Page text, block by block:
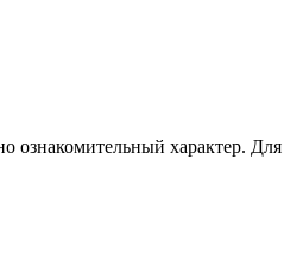
характер.